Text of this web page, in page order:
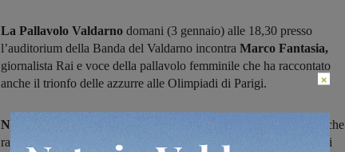
La Pallavolo Valdarno domani (3 gennaio) alle 18,30 presso
l’auditorium della Banda del Valdarno incontra Marco Fantasia,
giornalista Rai e voce della pallavolo femminile che ha raccontato
anche il trionfo delle azzurre alle Olimpiadi di Parigi.
Nell’occasione Fantasia presenterà il suo libro “Golden set”,
che
racconta come anche atleti di alto livello possano incontrare disagi
×